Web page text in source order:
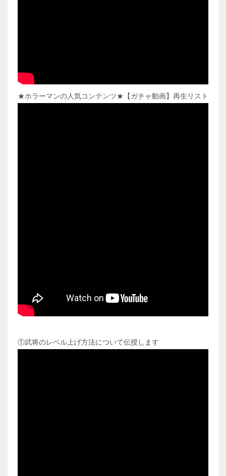
★ホラーマンの人気コンテンツ★【ガチャ動画】再生リスト
①武将のレベル上げ方法について伝授します